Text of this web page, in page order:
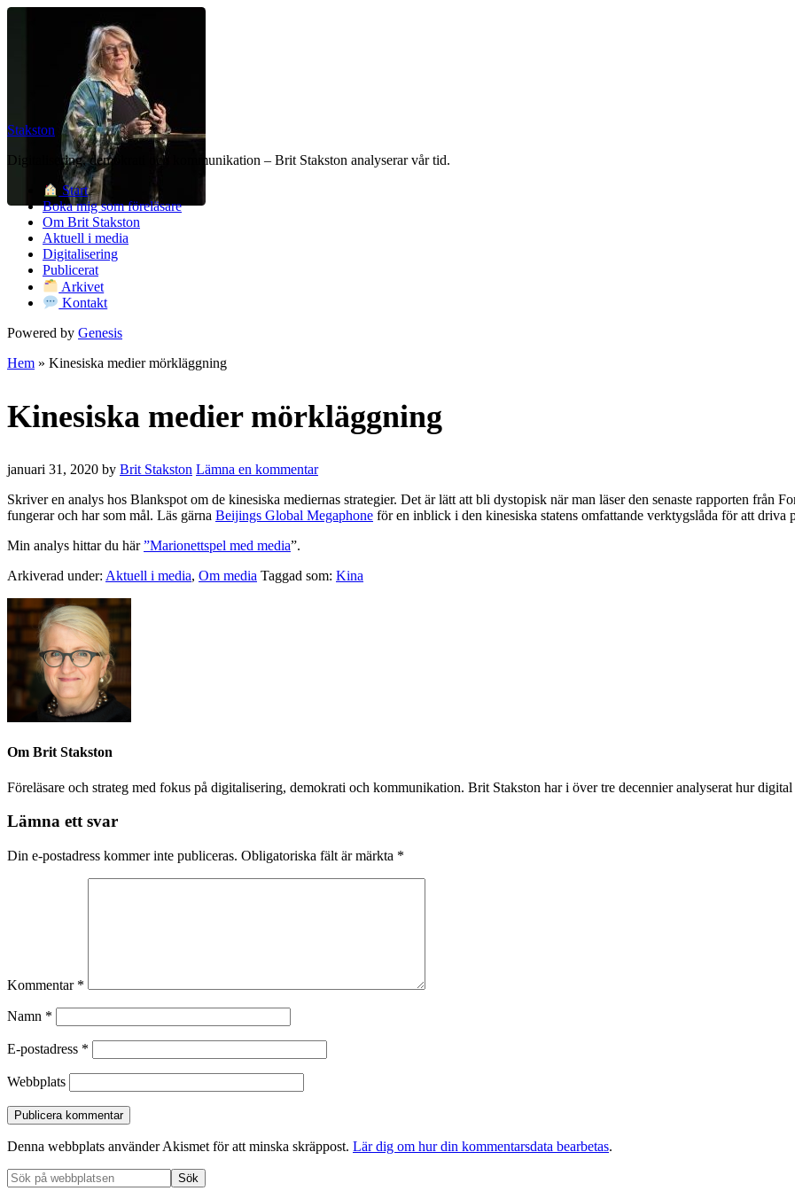
Stakston
Digitalisering, demokrati och kommunikation – Brit Stakston analyserar vår tid.
Start
Boka mig som föreläsare
Om Brit Stakston
Aktuell i media
Digitalisering
Publicerat
Arkivet
Kontakt
Powered by Genesis
Hem » Kinesiska medier mörkläggning
Kinesiska medier mörkläggning
januari 31, 2020 by Brit Stakston Lämna en kommentar
Skriver en analys hos Blankspot om de kinesiska mediernas strategier. Det är lätt att bli dystopisk när man läser den senaste rapporten från
fungerar och har som mål. Läs gärna Beijings Global Megaphone för en inblick i den kinesiska statens omfattande verktygslåda för att driva
Min analys hittar du här”Marionettspel med media”.
Arkiverad under: Aktuell i media, Om media Taggad som: Kina
Om Brit Stakston
Föreläsare och strateg med fokus på digitalisering, demokrati och kommunikation. Brit Stakston har i över tre decennier analyserat hur
Lämna ett svar
Din e-postadress kommer inte publiceras. Obligatoriska fält är märkta *
Kommentar *
Namn *
E-postadress *
Webbplats
Denna webbplats använder Akismet för att minska skräppost. Lär dig om hur din kommentarsdata bearbetas.